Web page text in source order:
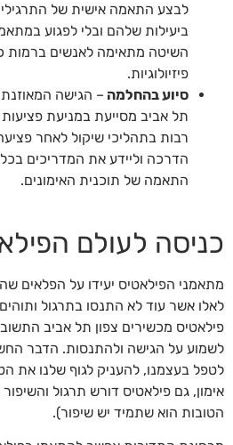
לבצע התאמה אישית של
ביעילות שלהם ובלי לפגוע
השיטה מתאימה לאנשים ברמות
פיזיולוגיות.
סיוע בהחלמה – הגישה
תל אביב מסייעת במניעת
רבות בתהליכי שיקול לאחר
הדרכה וליידע את המדריכים
התאמה של תוכנית האימונים.
כניסה לעולם
מתאמני הפילאטיס יעידו על הפלאים
לאלו אשר עוד לא התנסו בתרגול
פילאטיס מכשירים צפון תל אביב
לשמוע על הגישה ולהתנסות. הדבר
לטפל בעצמנו, להעניק לגוף שלנו את
אימון, גם פילאטיס דורש תרגול
הטובות הוא שתמיד יש שיפור).